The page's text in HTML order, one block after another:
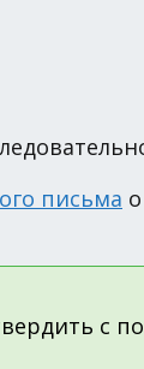
письма
с